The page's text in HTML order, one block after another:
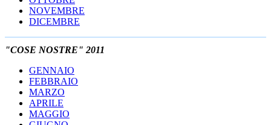
NOVEMBRE
DICEMBRE
"COSE NOSTRE" 2011
GENNAIO
FEBBRAIO
MARZO
APRILE
MAGGIO